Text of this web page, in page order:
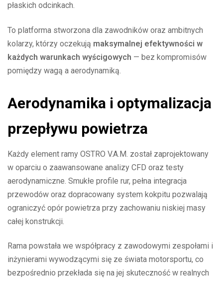
płaskich odcinkach.
To platforma stworzona dla zawodników oraz ambitnych
kolarzy, którzy oczekują maksymalnej efektywności w
każdych warunkach wyścigowych — bez kompromisów
pomiędzy wagą a aerodynamiką.
Aerodynamika i optymalizacja
przepływu powietrza
Każdy element ramy OSTRO V.A.M. został zaprojektowany
w oparciu o zaawansowane analizy CFD oraz testy
aerodynamiczne. Smukłe profile rur, pełna integracja
przewodów oraz dopracowany system kokpitu pozwalają
ograniczyć opór powietrza przy zachowaniu niskiej masy
całej konstrukcji.
Rama powstała we współpracy z zawodowymi zespołami i
inżynierami wywodzącymi się ze świata motorsportu, co
bezpośrednio przekłada się na jej skuteczność w realnych